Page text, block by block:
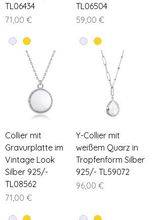
TL06434
Preis
71,00 €
TL06504
Preis
59,00 €
Collier mit
Gravurplatte im
Vintage Look
Silber 925/-
TL08562
Preis
71,00 €
Y-Collier mit
weißem Quarz in
Tropfenform Silber
925/- TL59072
Preis
96,00 €